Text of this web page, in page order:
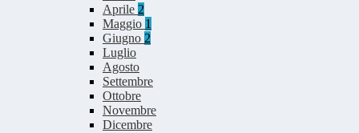
Aprile 2
Maggio 1
Giugno 2
Luglio
Agosto
Settembre
Ottobre
Novembre
Dicembre